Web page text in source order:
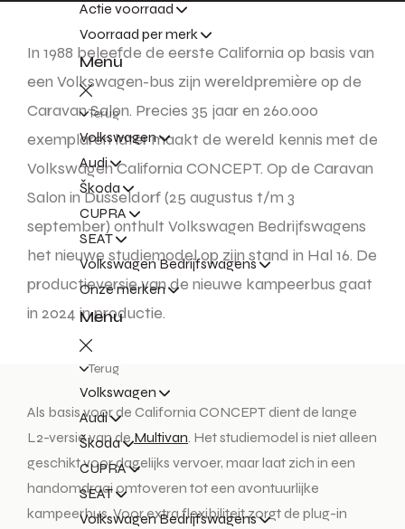
Actie voorraad
Voorraad per merk
Menu
Terug
Volkswagen
Audi
Škoda
CUPRA
SEAT
Volkswagen Bedrijfswagens
Onze merken
Menu
Terug
Volkswagen
Audi
Škoda
CUPRA
SEAT
Volkswagen Bedrijfswagens
In 1988 beleefde de eerste California op basis van
een Volkswagen-bus zijn wereldpremière op de
Caravan Salon. Precies 35 jaar en 260.000
exemplaren later maakt de wereld kennis met de
Volkswagen California CONCEPT. Op de Caravan
Salon in Düsseldorf (25 augustus t/m 3
september) onthult Volkswagen Bedrijfswagens
het nieuwe studiemodel op zijn stand in Hal 16. De
productieversie van de nieuwe kampeerbus gaat
in 2024 in productie.
Als basis voor de California CONCEPT dient de lange
L2-versie van deMultivan. Het studiemodel is niet alleen
geschikt voor dagelijks vervoer, maar laat zich in een
handomdraai omtoveren tot een avontuurlijke
kampeerbus. Voor extra flexibiliteit zorgt de plug-in